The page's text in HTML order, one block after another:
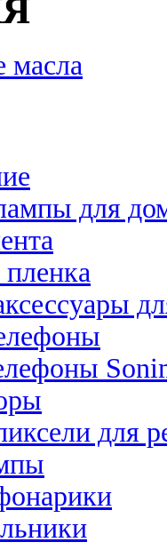
масла
для
для